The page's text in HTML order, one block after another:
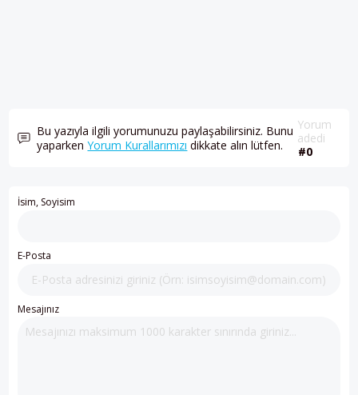
Bu yazıyla ilgili yorumunuzu paylaşabilirsiniz. Bunu
yaparkenYorum Kurallarımızı dikkate alın lütfen.
Yorum
adedi
#0
İsim, Soyisim
E-Posta
Mesajınız